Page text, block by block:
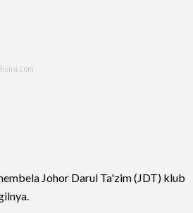
Johor Darul Ta'zim (JDT) klub